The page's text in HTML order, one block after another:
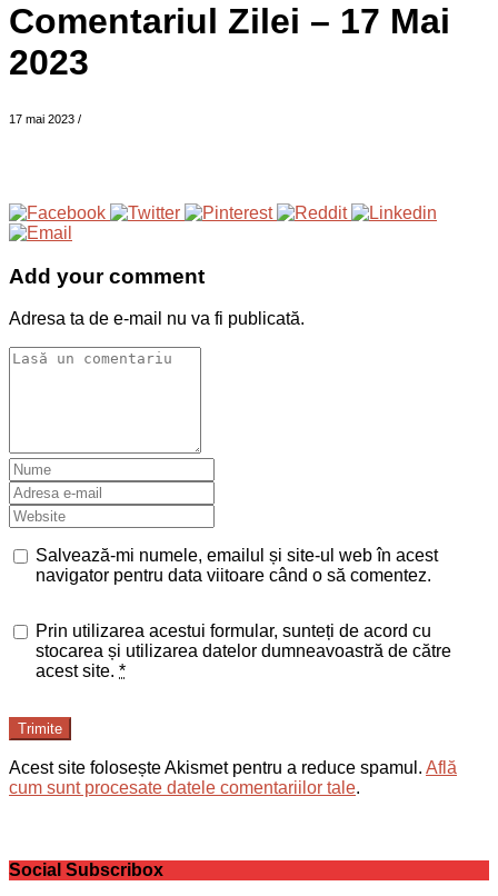
Comentariul Zilei – 17 Mai
2023
17 mai 2023 /
Add your comment
Adresa ta de e-mail nu va fi publicată.
Salvează-mi numele, emailul și site-ul web în acest
navigator pentru data viitoare când o să comentez.
Prin utilizarea acestui formular, sunteți de acord cu
stocarea și utilizarea datelor dumneavoastră de către
acest site. *
Trimite
Acest site folosește Akismet pentru a reduce spamul. Află
cum sunt procesate datele comentariilor tale.
Social Subscribox